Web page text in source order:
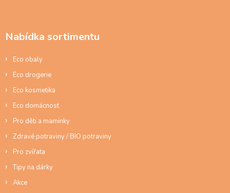
Nabídka sortimentu
Eco obaly
Eco drogerie
Eco kosmetika
Eco domácnost
Pro děti a maminky
Zdravé potraviny / BIO potraviny
Pro zvířata
Tipy na dárky
Akce